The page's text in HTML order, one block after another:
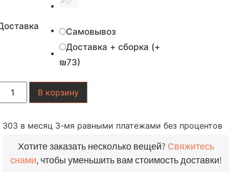
Самовывоз
Доставка + сборка (+
₪73)
В корзину
303 в месяц 3-мя равными платежами без процентов
Хотите заказать несколько вещей? Свяжитесь
снами, чтобы уменьшить вам стоимость доставки!